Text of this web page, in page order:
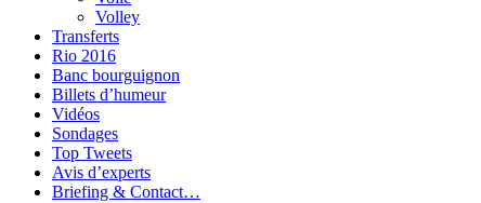
Volley
Transferts
Rio 2016
Banc bourguignon
Billets d’humeur
Vidéos
Sondages
Top Tweets
Avis d’experts
Briefing & Contact…